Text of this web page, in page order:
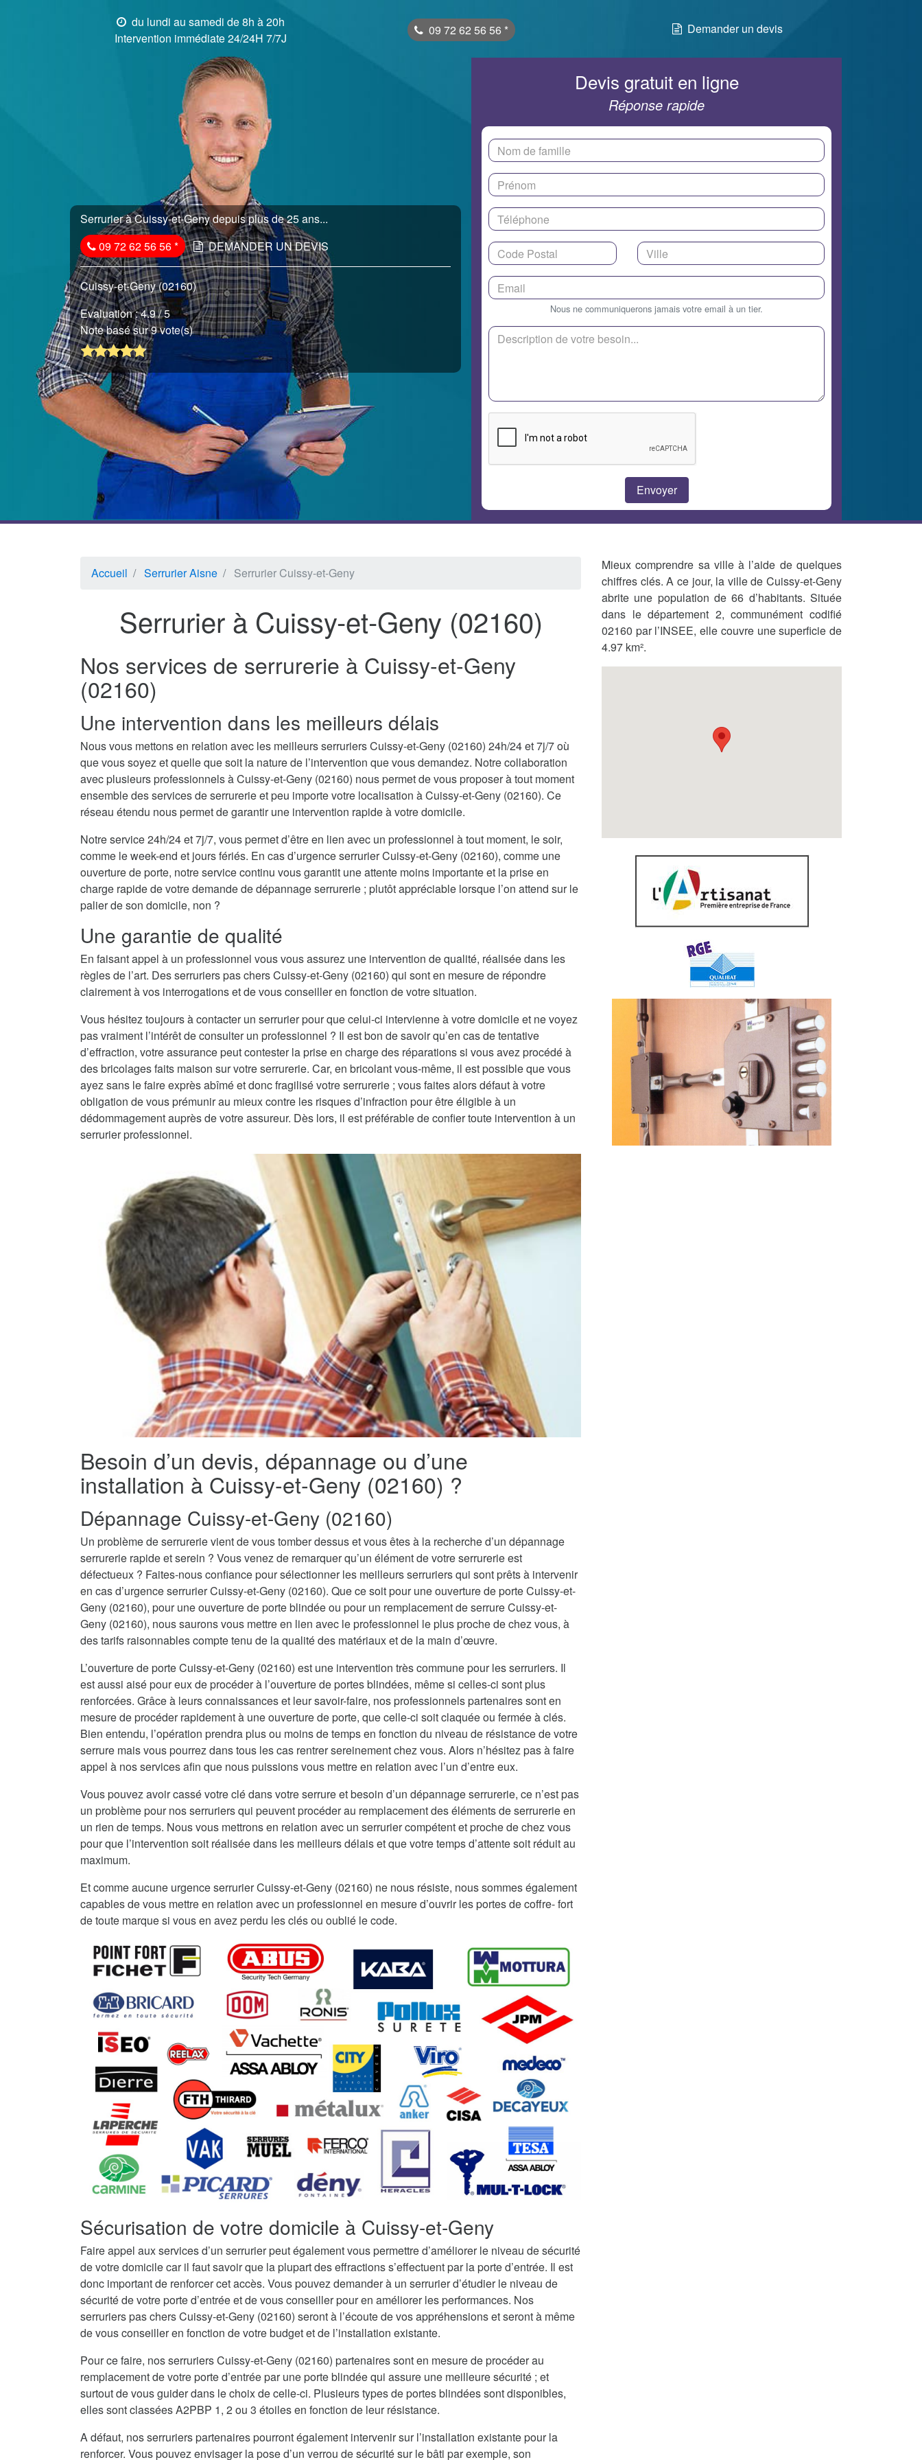
du lundi au samedi de 8h à 20h
Intervention immédiate 24/24H 7/7J
09 72 62 56 56 * Demander un devis
Serrurier à Cuissy-et-Geny depuis plus de 25 ans...
09 72 62 56 56* DEMANDER UN DEVIS
Cuissy-et-Geny (02160)
Evaluation :4.9/ 5
Note basé sur 9 vote(s)
Devis gratuit en ligne
Réponse rapide
Nous ne communiquerons jamais votre email à un tier.
Accueil Serrurier Aisne Serrurier Cuissy-et-Geny
Serrurier à Cuissy-et-Geny (02160)
Nos services de serrurerie à Cuissy-et-Geny
(02160)
Une intervention dans les meilleurs délais
Nous vous mettons en relation avec les meilleurs serruriers Cuissy-et-Geny (02160) 24h/24 et 7j/7 où
que vous soyez et quelle que soit la nature de l’intervention que vous demandez. Notre collaboration
avec plusieurs professionnels à Cuissy-et-Geny (02160) nous permet de vous proposer à tout moment
ensemble des services de serrurerie et peu importe votre localisation à Cuissy-et-Geny (02160). Ce
réseau étendu nous permet de garantir une intervention rapide à votre domicile.
Notre service 24h/24 et 7j/7, vous permet d’être en lien avec un professionnel à tout moment, le soir,
comme le week-end et jours fériés. En cas d’urgence serrurier Cuissy-et-Geny (02160), comme une
ouverture de porte, notre service continu vous garantit une attente moins importante et la prise en
charge rapide de votre demande de dépannage serrurerie ; plutôt appréciable lorsque l’on attend sur le
palier de son domicile, non ?
Une garantie de qualité
En faisant appel à un professionnel vous vous assurez une intervention de qualité, réalisée dans les
règles de l’art. Des serruriers pas chers Cuissy-et-Geny (02160) qui sont en mesure de répondre
clairement à vos interrogations et de vous conseiller en fonction de votre situation.
Vous hésitez toujours à contacter un serrurier pour que celui-ci intervienne à votre domicile et ne voyez
pas vraiment l’intérêt de consulter un professionnel ? Il est bon de savoir qu’en cas de tentative
d’effraction, votre assurance peut contester la prise en charge des réparations si vous avez procédé à
des bricolages faits maison sur votre serrurerie. Car, en bricolant vous-même, il est possible que vous
ayez sans le faire exprès abîmé et donc fragilisé votre serrurerie ; vous faites alors défaut à votre
obligation de vous prémunir au mieux contre les risques d’infraction pour être éligible à un
dédommagement auprès de votre assureur. Dès lors, il est préférable de confier toute intervention à un
serrurier professionnel.
Besoin d’un devis, dépannage ou d’une
installation à Cuissy-et-Geny (02160) ?
Dépannage Cuissy-et-Geny (02160)
Un problème de serrurerie vient de vous tomber dessus et vous êtes à la recherche d’un dépannage
serrurerie rapide et serein ? Vous venez de remarquer qu’un élément de votre serrurerie est
défectueux ? Faites-nous confiance pour sélectionner les meilleurs serruriers qui sont prêts à intervenir
en cas d’urgence serrurier Cuissy-et-Geny (02160). Que ce soit pour une ouverture de porte Cuissy-et-
Geny (02160), pour une ouverture de porte blindée ou pour un remplacement de serrure Cuissy-et-
Geny (02160), nous saurons vous mettre en lien avec le professionnel le plus proche de chez vous, à
des tarifs raisonnables compte tenu de la qualité des matériaux et de la main d’œuvre.
L’ouverture de porte Cuissy-et-Geny (02160) est une intervention très commune pour les serruriers. Il
est aussi aisé pour eux de procéder à l’ouverture de portes blindées, même si celles-ci sont plus
renforcées. Grâce à leurs connaissances et leur savoir-faire, nos professionnels partenaires sont en
mesure de procéder rapidement à une ouverture de porte, que celle-ci soit claquée ou fermée à clés.
Bien entendu, l’opération prendra plus ou moins de temps en fonction du niveau de résistance de votre
serrure mais vous pourrez dans tous les cas rentrer sereinement chez vous. Alors n’hésitez pas à faire
appel à nos services afin que nous puissions vous mettre en relation avec l’un d’entre eux.
Vous pouvez avoir cassé votre clé dans votre serrure et besoin d’un dépannage serrurerie, ce n’est pas
un problème pour nos serruriers qui peuvent procéder au remplacement des éléments de serrurerie en
un rien de temps. Nous vous mettrons en relation avec un serrurier compétent et proche de chez vous
pour que l’intervention soit réalisée dans les meilleurs délais et que votre temps d’attente soit réduit au
maximum.
Et comme aucune urgence serrurier Cuissy-et-Geny (02160) ne nous résiste, nous sommes également
capables de vous mettre en relation avec un professionnel en mesure d’ouvrir les portes de coffre- fort
de toute marque si vous en avez perdu les clés ou oublié le code.
Sécurisation de votre domicile à Cuissy-et-Geny
Faire appel aux services d’un serrurier peut également vous permettre d’améliorer le niveau de sécurité
de votre domicile car il faut savoir que la plupart des effractions s’effectuent par la porte d’entrée. Il est
donc important de renforcer cet accès. Vous pouvez demander à un serrurier d’étudier le niveau de
sécurité de votre porte d’entrée et de vous conseiller pour en améliorer les performances. Nos
serruriers pas chers Cuissy-et-Geny (02160) seront à l’écoute de vos appréhensions et seront à même
de vous conseiller en fonction de votre budget et de l’installation existante.
Pour ce faire, nos serruriers Cuissy-et-Geny (02160) partenaires sont en mesure de procéder au
remplacement de votre porte d’entrée par une porte blindée qui assure une meilleure sécurité ; et
surtout de vous guider dans le choix de celle-ci. Plusieurs types de portes blindées sont disponibles,
elles sont classées A2PBP 1, 2 ou 3 étoiles en fonction de leur résistance.
A défaut, nos serruriers partenaires pourront également intervenir sur l’installation existante pour la
renforcer. Vous pouvez envisager la pose d’un verrou de sécurité sur le bâti par exemple, son
Mieux comprendre sa ville à l’aide de quelques
chiffres clés. A ce jour, la ville de Cuissy-et-Geny
abrite une population de 66 d’habitants. Située
dans le département 2, communément codifié
02160 par l’INSEE, elle couvre une superficie de
4.97 km².